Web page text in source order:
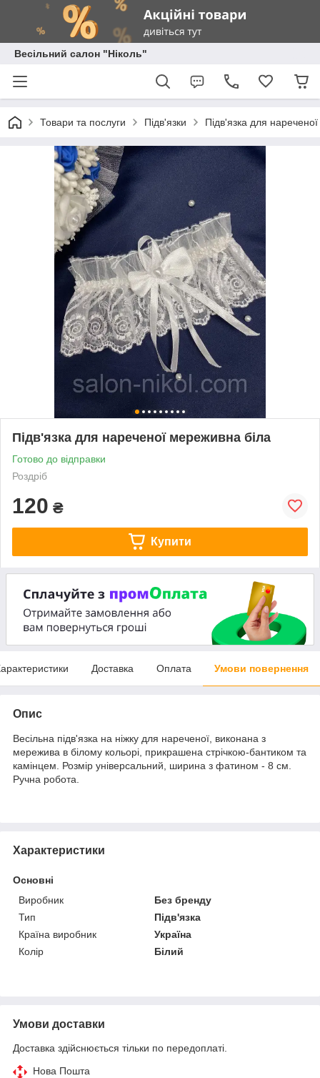
Весільний салон "Ніколь"
Товари та послуги Підв'язки Підв'язка для
Підв'язка для нареченої мереживна біла
Готово до відправки
Роздріб
120 ₴
Купити
Доставка Оплата Умови повернення
Опис
Весільна підв'язка на ніжку для нареченої, виконана з
мережива в білому кольорі, прикрашена стрічкою-бантиком та
камінцем. Розмір універсальний, ширина з фатином - 8 см.
Ручна робота.
Характеристики
Основні
Виробник
Без бренду
Тип
Підв'язка
Країна виробник
Україна
Колір
Білий
Умови доставки
Доставка здійснюється тільки по передоплаті.
Нова Пошта